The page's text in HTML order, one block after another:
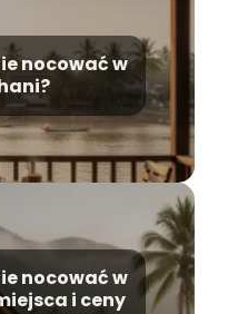
nocować w
nocować w
i ceny